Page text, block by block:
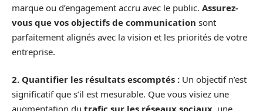
marque ou d’engagement accru avec le public. Assurez-
vous que vos objectifs de communication sont
parfaitement alignés avec la vision et les priorités de votre
entreprise.
2. Quantifier les résultats escomptés : Un objectif n’est
significatif que s’il est mesurable. Que vous visiez une